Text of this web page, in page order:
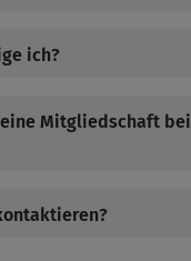
ich?
Mitgliedschaft bei